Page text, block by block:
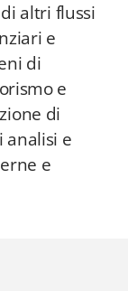
altri flussi
e
di
e
di
analisi e
e